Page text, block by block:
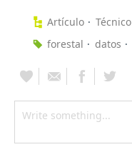
Artículo Técnico
forestal
datos